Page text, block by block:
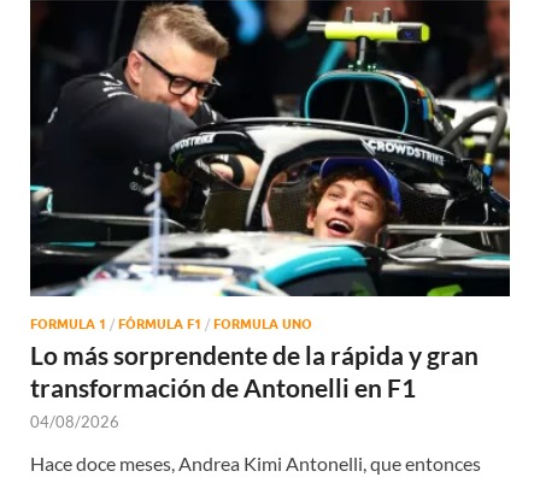
FORMULA 1 / FÓRMULA F1 / FORMULA UNO
Lo más sorprendente de la rápida y gran
transformación de Antonelli en F1
04/08/2026
Hace doce meses, Andrea Kimi Antonelli, que entonces